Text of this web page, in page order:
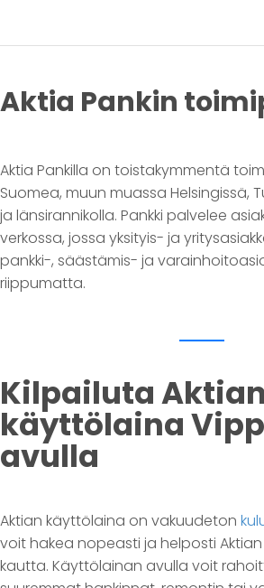
Aktia Pankin
Aktia Pankilla on toistakymmentä
Suomea, muun muassa Helsingissä,
ja länsirannikolla. Pankki palvelee
verkossa, jossa yksityis- ja
pankki-, säästämis- ja
riippumatta.
Kilpailuta Aktian
käyttölaina
avulla
Aktian käyttölaina on vakuudeton
voit hakea nopeasti ja helposti
kautta. Käyttölainan avulla voit